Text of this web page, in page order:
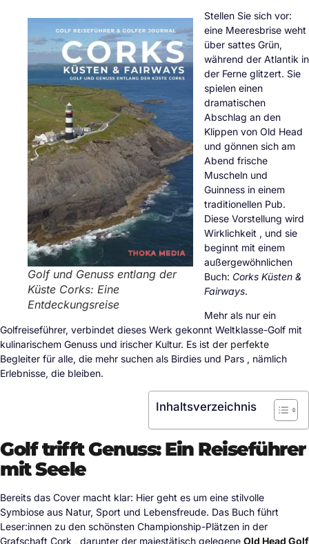
Golf und Genuss entlang der
Küste Corks: Eine
Entdeckungsreise
Stellen Sie sich vor:
eine Meeresbrise weht
über sattes Grün,
während der Atlantik in
der Ferne glitzert. Sie
spielen einen
dramatischen
Abschlag an den
Klippen von Old Head
und gönnen sich am
Abend frische
Muscheln und
Guinness in einem
traditionellen Pub.
Diese Vorstellung wird
Wirklichkeit , und sie
beginnt mit einem
außergewöhnlichen
Buch: Corks Küsten &
Fairways.
Mehr als nur ein
Golfreiseführer, verbindet dieses Werk gekonnt Weltklasse-Golf mit
kulinarischem Genuss und irischer Kultur. Es ist der perfekte
Begleiter für alle, die mehr suchen als Birdies und Pars , nämlich
Erlebnisse, die bleiben.
Inhaltsverzeichnis
Golf trifft Genuss: Ein Reiseführer
mit Seele
Bereits das Cover macht klar: Hier geht es um eine stilvolle
Symbiose aus Natur, Sport und Lebensfreude. Das Buch führt
Leser:innen zu den schönsten Championship-Plätzen in der
Grafschaft Cork , darunter der majestätisch gelegene Old Head Golf